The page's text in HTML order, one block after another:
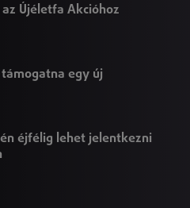
Újéletfa Akcióhoz
támogatna egy új
éjfélig lehet jelentkezni